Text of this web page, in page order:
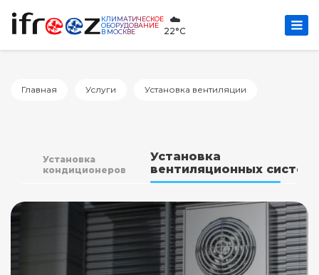
КЛИМАТИЧЕСКОЕ
ОБОРУДОВАНИЕ
В МОСКВЕ
☁️
22°C
Главная Услуги Установка вентиляции
Установка
кондиционеров
Установка
вентиляционных систем